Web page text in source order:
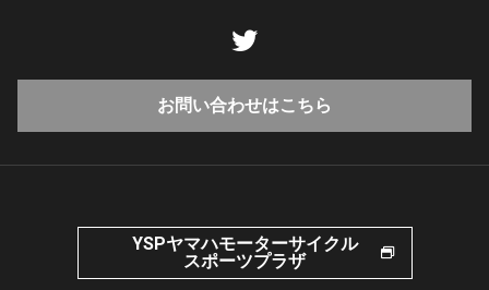
お問い合わせはこちら
YSPヤマハモーターサイクル
スポーツプラザ